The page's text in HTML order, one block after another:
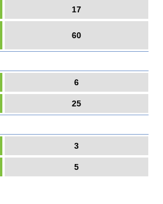
17
60
6
25
3
5